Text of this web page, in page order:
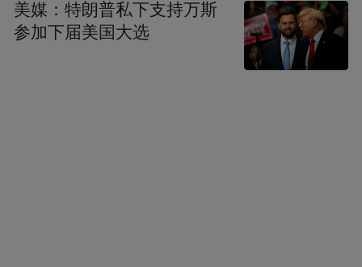
美媒：特朗普私下支持万斯
参加下届美国大选